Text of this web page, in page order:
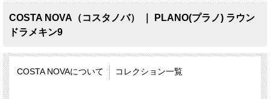
COSTA NOVA（コスタノバ） ｜ PLANO(プラノ) ラウン
ドラメキン9
COSTA NOVAについて コレクション一覧